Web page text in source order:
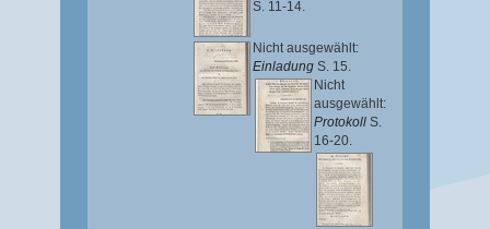
S. 11-14.
Nicht ausgewählt:
Einladung S. 15.
Nicht
ausgewählt:
Protokoll S.
16-20.